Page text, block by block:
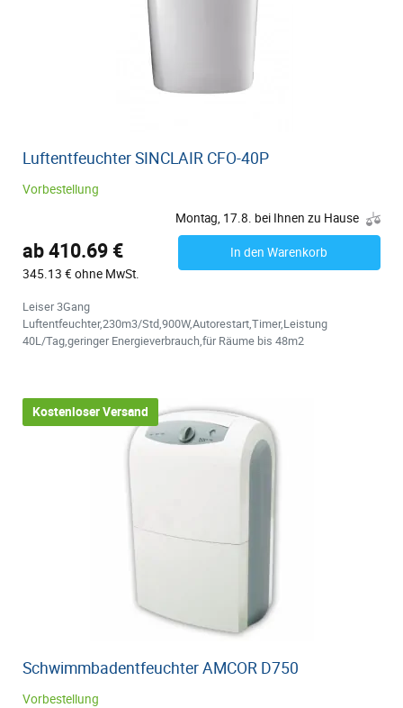
Luftentfeuchter SINCLAIR CFO-40P
Vorbestellung
Montag, 17.8. bei Ihnen zu Hause
ab 410.69 €
345.13 € ohne MwSt.
In den Warenkorb
Leiser 3Gang
Luftentfeuchter,230m3/Std,900W,Autorestart,Timer,Leistung
40L/Tag,geringer Energieverbrauch,für Räume bis 48m2
Kostenloser Versand
Schwimmbadentfeuchter AMCOR D750
Vorbestellung